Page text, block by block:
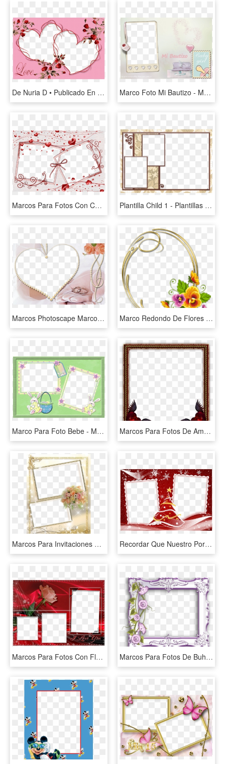
De Nuria D • Publicado En Marcos Para Fotos Con Corazones - Marco Para Fotos De 2 Corazones, HD Png Download Marco Foto Mi Bautizo - Marcos Para Foto De Bautismo, HD Png Download
Marcos Para Fotos Con Corazones - Marcos Para Fotos De 2, HD Png Download Plantilla Child 1 - Plantillas Para Album De Fotos Gratis, HD Png Download
Marcos Photoscape Marco Corazones - Marco Para Foto De Matrimonio, HD Png Download Marco Redondo De Flores Para Fotos - Marcos Para Fotos Png, Transparent Png
Marco Para Foto Bebe - Marcos Para 2 Fotos De Bebes, HD Png Download Marcos Para Fotos De Amor, HD Png Download
Marcos Para Invitaciones De Boda Ii Plantillas - Marcos Para Fotos De Bodas En Png, Transparent Png Recordar Que Nuestro Portal Escuela En La Nube, Esta - Marcos Para Dos Fotos De Navidad, HD Png Download
Marcos Para Fotos Con Flores Fondos De Pantalla Y Mucho - Marcos Para Fotos Parejas, HD Png Download Marcos Para Fotos De Buhos Google Search - Marco De Cuadro Con Flores, HD Png Download